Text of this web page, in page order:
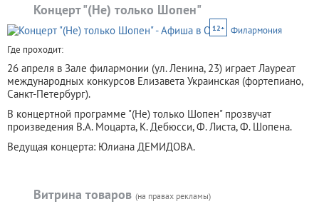
Концерт "(Не) только Шопен"
12+
Филармония
Где проходит:
26 апреля в Зале филармонии (ул. Ленина, 23) играет Лауреат
международных конкурсов Елизавета Украинская (фортепиано,
Санкт-Петербург).
В концертной программе "(Не) только Шопен" прозвучат
произведения В.А. Моцарта, К. Дебюсси, Ф. Листа, Ф. Шопена.
Ведущая концерта: Юлиана ДЕМИДОВА.
Витрина товаров (на правах рекламы)